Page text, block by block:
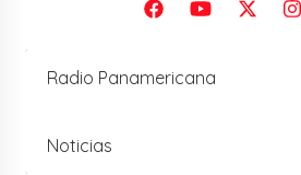
Radio Panamericana
Noticias